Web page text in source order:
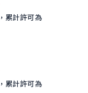
累計許可為
累計許可為